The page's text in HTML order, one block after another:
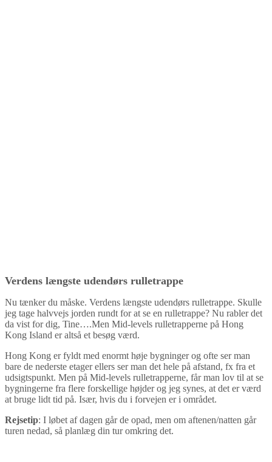
Verdens længste udendørs rulletrappe
Nu tænker du måske. Verdens længste udendørs rulletrappe. Skulle
jeg tage halvvejs jorden rundt for at se en rulletrappe? Nu rabler det
da vist for dig, Tine….Men Mid-levels rulletrapperne på Hong
Kong Island er altså et besøg værd.
Hong Kong er fyldt med enormt høje bygninger og ofte ser man
bare de nederste etager ellers ser man det hele på afstand, fx fra et
udsigtspunkt. Men på Mid-levels rulletrapperne, får man lov til at se
bygningerne fra flere forskellige højder og jeg synes, at det er værd
at bruge lidt tid på. Især, hvis du i forvejen er i området.
Rejsetip: I løbet af dagen går de opad, men om aftenen/natten går
turen nedad, så planlæg din tur omkring det.